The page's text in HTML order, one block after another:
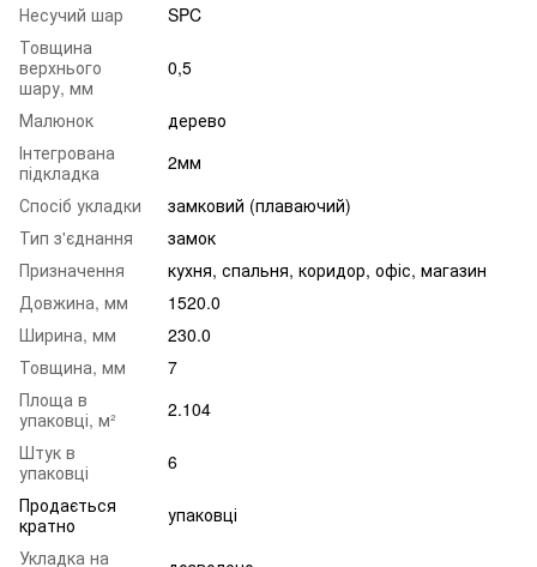
Несучий шар
SPC
Товщина
верхнього
шару, мм
0,5
Малюнок
дерево
Інтегрована
підкладка
2мм
Спосіб укладки
замковий (плаваючий)
Тип з'єднання
замок
Призначення
кухня, спальня, коридор, офіс, магазин
Довжина, мм
1520.0
Ширина, мм
230.0
Товщина, мм
7
Площа в
упаковці, м²
2.104
Штук в
упаковці
6
Продається
кратно
упаковці
Укладка на